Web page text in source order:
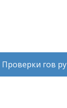
Проверки гов ру